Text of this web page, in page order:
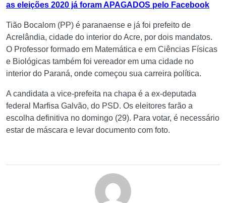
as eleições 2020 já foram APAGADOS pelo Facebook
Tião Bocalom (PP) é paranaense e já foi prefeito de
Acrelândia, cidade do interior do Acre, por dois mandatos.
O Professor formado em Matemática e em Ciências Físicas
e Biológicas também foi vereador em uma cidade no
interior do Paraná, onde começou sua carreira política.
A candidata a vice-prefeita na chapa é a ex-deputada
federal Marfisa Galvão, do PSD. Os eleitores farão a
escolha definitiva no domingo (29). Para votar, é necessário
estar de máscara e levar documento com foto.